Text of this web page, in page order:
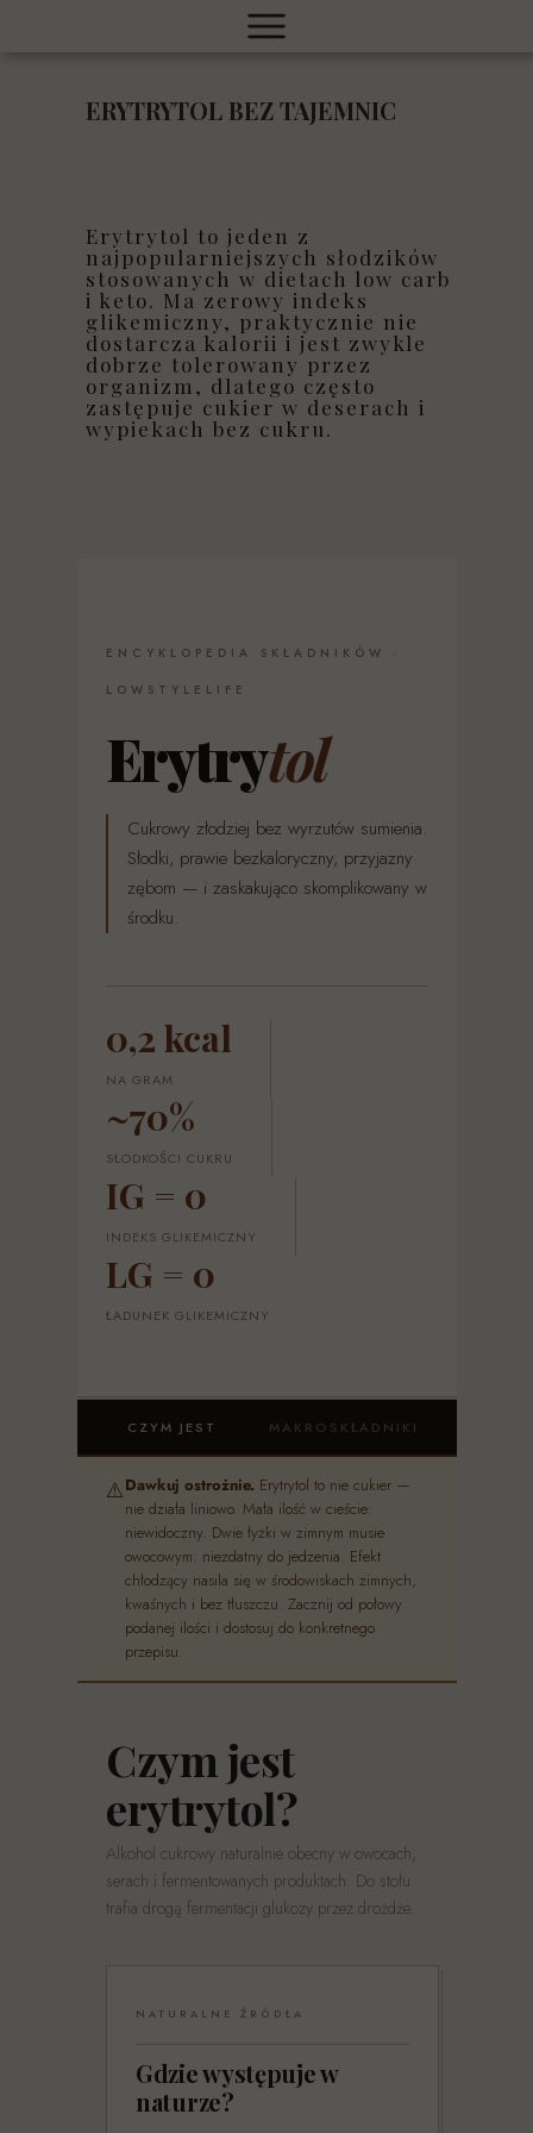
Erytrytol to jeden z
najpopularniejszych słodzików
stosowanych w dietach low carb
i keto. Ma zerowy indeks
glikemiczny, praktycznie nie
dostarcza kalorii i jest zwykle
dobrze tolerowany przez
organizm, dlatego często
zastępuje cukier w deserach i
wypiekach bez cukru.
ERYTRYTOL BEZ TAJEMNIC
ENCYKLOPEDIA SKŁADNIKÓW ·
LOWSTYLELIFE
Erytrytol
Cukrowy złodziej bez wyrzutów sumienia.
Słodki, prawie bezkaloryczny, przyjazny
zębom — i zaskakująco skomplikowany w
środku.
0,2 kcal
NA GRAM
~70%
SŁODKOŚCI CUKRU
IG = 0
INDEKS GLIKEMICZNY
LG = 0
ŁADUNEK GLIKEMICZNY
CZYM JEST MAKROSKŁADNIKI
⚠️Dawkuj ostrożnie. Erytrytol to nie cukier —
nie działa liniowo. Mała ilość w cieście:
niewidoczny. Dwie łyżki w zimnym musie
owocowym: niezdatny do jedzenia. Efekt
chłodzący nasila się w środowiskach zimnych,
kwaśnych i bez tłuszczu. Zacznij od połowy
podanej ilości i dostosuj do konkretnego
przepisu.
Czym jest
erytrytol?
Alkohol cukrowy naturalnie obecny w owocach,
serach i fermentowanych produktach. Do stołu
trafia drogą fermentacji glukozy przez drożdże.
NATURALNE ŹRÓDŁA
Gdzie występuje w
naturze?